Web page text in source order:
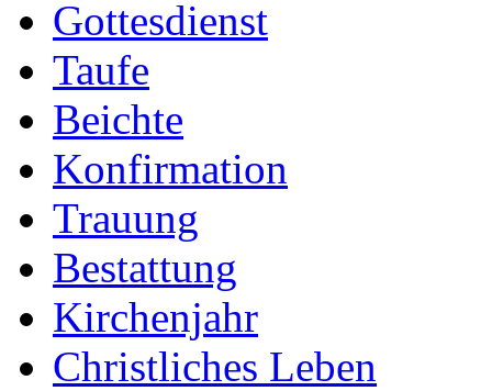
Gottesdienst
Taufe
Beichte
Konfirmation
Trauung
Bestattung
Kirchenjahr
Christliches Leben